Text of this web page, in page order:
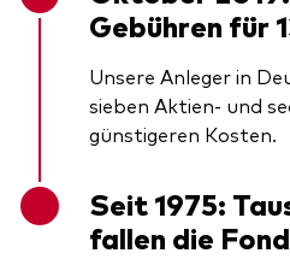
Gebühren für
Unsere Anleger in
sieben Aktien- und
günstigeren Kosten.
Seit 1975:
fallen die